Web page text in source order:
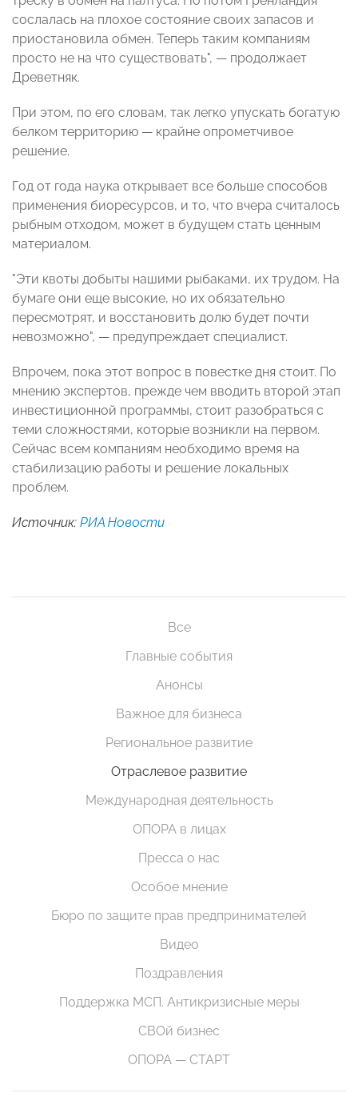
сослалась на плохое состояние своих запасов и
приостановила обмен. Теперь таким компаниям
просто не на что существовать", — продолжает
Древетняк.
При этом, по его словам, так легко упускать богатую
белком территорию — крайне опрометчивое
решение.
Год от года наука открывает все больше способов
применения биоресурсов, и то, что вчера считалось
рыбным отходом, может в будущем стать ценным
материалом.
"Эти квоты добыты нашими рыбаками, их трудом. На
бумаге они еще высокие, но их обязательно
пересмотрят, и восстановить долю будет почти
невозможно", — предупреждает специалист.
Впрочем, пока этот вопрос в повестке дня стоит. По
мнению экспертов, прежде чем вводить второй этап
инвестиционной программы, стоит разобраться с
теми сложностями, которые возникли на первом.
Сейчас всем компаниям необходимо время на
стабилизацию работы и решение локальных
проблем.
Источник: РИА Новости
Все
Главные события
Анонсы
Важное для бизнеса
Региональное развитие
Отраслевое развитие
Международная деятельность
ОПОРА в лицах
Пресса о нас
Особое мнение
Бюро по защите прав предпринимателей
Видео
Поздравления
Поддержка МСП. Антикризисные меры
СВОй бизнес
ОПОРА — СТАРТ